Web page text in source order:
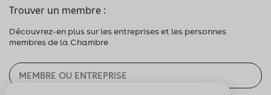
Trouver un membre :
Découvrez-en plus sur les entreprises et les personnes
membres de la Chambre